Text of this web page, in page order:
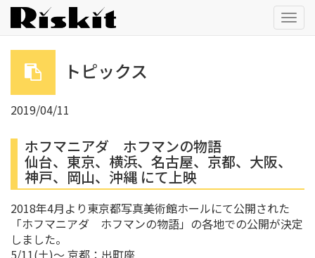
トピックス
2019/04/11
ホフマニアダ ホフマンの物語
仙台、東京、横浜、名古屋、京都、大阪、
神戸、岡山、沖縄 にて上映
2018年4月より東京都写真美術館ホールにて公開された
「ホフマニアダ ホフマンの物語」の各地での公開が決定
しました。
5/11(土)～ 京都：出町座